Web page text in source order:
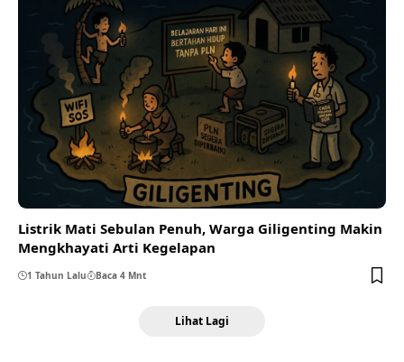
Listrik Mati Sebulan Penuh, Warga Giligenting Makin
Mengkhayati Arti Kegelapan
1 Tahun Lalu Baca 4 Mnt
Lihat Lagi